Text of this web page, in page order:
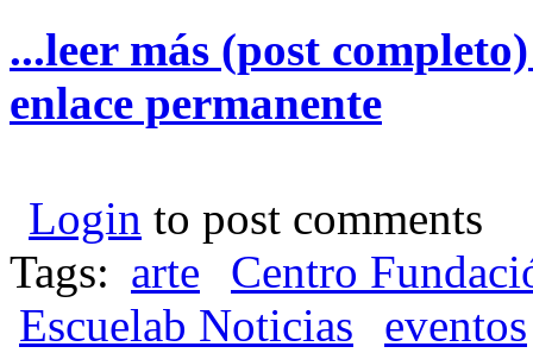
...leer más (post
enlace permanente
Login to post comments
Tags: arte
Centro
Escuelab Noticias
eventos